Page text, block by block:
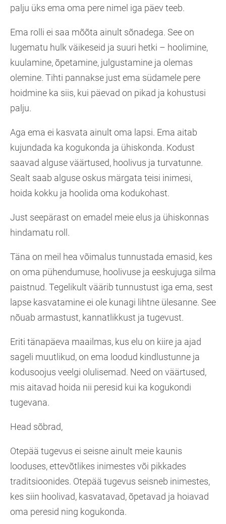
palju üks ema oma pere nimel iga päev teeb.
Ema rolli ei saa mõõta ainult sõnadega. See on
lugematu hulk väikeseid ja suuri hetki – hoolimine,
kuulamine, õpetamine, julgustamine ja olemas
olemine. Tihti pannakse just ema südamele pere
hoidmine ka siis, kui päevad on pikad ja kohustusi
palju.
Aga ema ei kasvata ainult oma lapsi. Ema aitab
kujundada ka kogukonda ja ühiskonda. Kodust
saavad alguse väärtused, hoolivus ja turvatunne.
Sealt saab alguse oskus märgata teisi inimesi,
hoida kokku ja hoolida oma kodukohast.
Just seepärast on emadel meie elus ja ühiskonnas
hindamatu roll.
Täna on meil hea võimalus tunnustada emasid, kes
on oma pühendumuse, hoolivuse ja eeskujuga silma
paistnud. Tegelikult väärib tunnustust iga ema, sest
lapse kasvatamine ei ole kunagi lihtne ülesanne. See
nõuab armastust, kannatlikkust ja tugevust.
Eriti tänapäeva maailmas, kus elu on kiire ja ajad
sageli muutlikud, on ema loodud kindlustunne ja
kodusoojus veelgi olulisemad. Need on väärtused,
mis aitavad hoida nii peresid kui ka kogukondi
tugevana.
Head sõbrad,
Otepää tugevus ei seisne ainult meie kaunis
looduses, ettevõtlikes inimestes või pikkades
traditsioonides. Otepää tugevus seisneb inimestes,
kes siin hoolivad, kasvatavad, õpetavad ja hoiavad
oma peresid ning kogukonda.